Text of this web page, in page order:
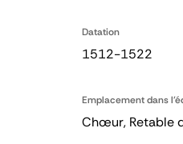
Datation
1512-1522
Emplacement dans
Chœur, Retable